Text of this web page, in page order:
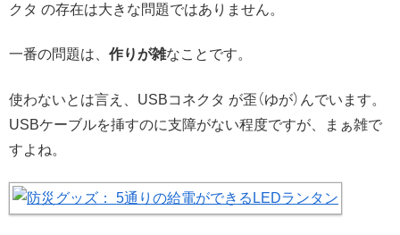
クタ の存在は大きな問題ではありません。
一番の問題は、 作りが雑なことです。
使わないとは言え、USBコネクタ が歪（ゆが）んでいます。
USBケーブルを挿すのに支障がない程度ですが、まぁ雑で
すよね。